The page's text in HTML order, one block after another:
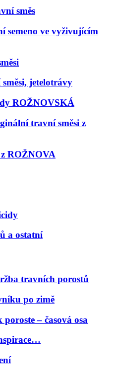
směs
semeno ve vyživujícím
jetelotrávy
ROŽNOVSKÁ
travní směsi z
ROŽNOVA
a ostatní
travních porostů
po zimě
– časová osa